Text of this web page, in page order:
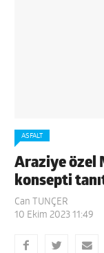
ASFALT
Araziye özel
konsepti
Can TUNÇER
10 Ekim 2023 11:49